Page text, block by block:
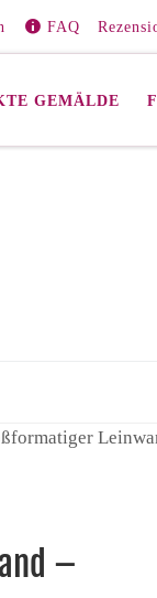
FAQ
GEMÄLDE
–